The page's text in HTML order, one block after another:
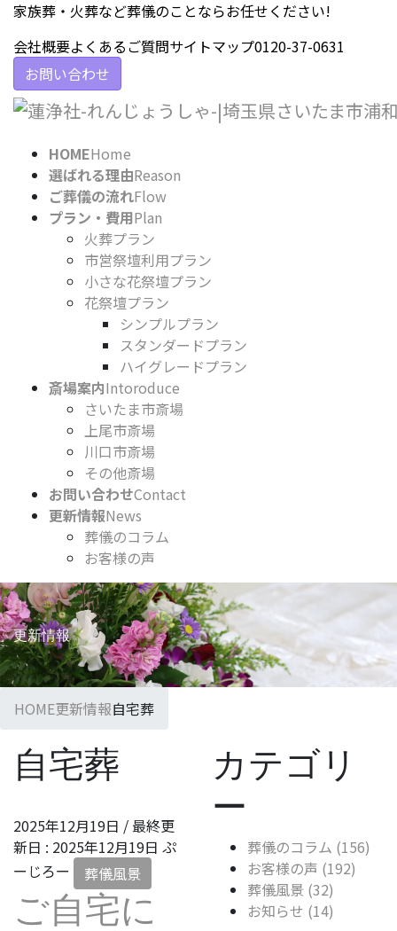
家族葬・火葬など葬儀のことならお任せください!
会社概要よくあるご質問サイトマップ0120-37-0631
お問い合わせ
HOMEHome
選ばれる理由Reason
ご葬儀の流れFlow
プラン・費用Plan
火葬プラン
市営祭壇利用プラン
小さな花祭壇プラン
花祭壇プラン
シンプルプラン
スタンダードプラン
ハイグレードプラン
斎場案内Intoroduce
さいたま市斎場
上尾市斎場
川口市斎場
その他斎場
お問い合わせContact
更新情報News
葬儀のコラム
お客様の声
更新情報
HOME更新情報自宅葬
自宅葬
2025年12月19日 / 最終更
新日 : 2025年12月19日 ぷ
ーじろー
葬儀風景
ご自宅に
カテゴリ
ー
葬儀のコラム (156)
お客様の声 (192)
葬儀風景 (32)
お知らせ (14)